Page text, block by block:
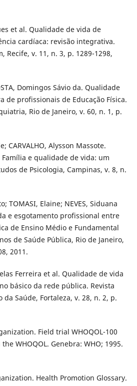
et al. Qualidade de vida de
cardíaca: revisão integrativa.
Recife, v. 11, n. 3, p. 1289-1298,
Domingos Sávio da. Qualidade
de profissionais de Educação Física.
Rio de Janeiro, v. 60, n. 1, p.
CARVALHO, Alysson Massote.
e qualidade de vida: um
de Psicologia, Campinas, v. 8, n.
TOMASI, Elaine; NEVES, Siduana
e esgotamento profissional entre
de Ensino Médio e Fundamental
de Saúde Pública, Rio de Janeiro,
2011.
Ferreira et al. Qualidade de vida
básico da rede pública. Revista
da Saúde, Fortaleza, v. 28, n. 2, p.
Field trial WHOQOL-100
WHOQOL. Genebra: WHO; 1995.
Health Promotion Glossary.